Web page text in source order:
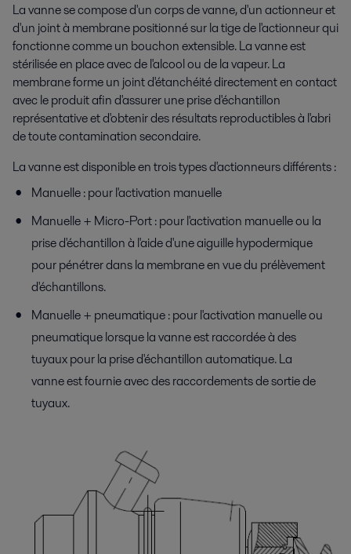
La vanne se compose d'un corps de vanne, d'un actionneur et
d'un joint à membrane positionné sur la tige de l'actionneur qui
fonctionne comme un bouchon extensible. La vanne est
stérilisée en place avec de l'alcool ou de la vapeur. La
membrane forme un joint d'étanchéité directement en contact
avec le produit afin d'assurer une prise d'échantillon
représentative et d'obtenir des résultats reproductibles à l'abri
de toute contamination secondaire.
La vanne est disponible en trois types d'actionneurs différents :
Manuelle : pour l'activation manuelle
Manuelle + Micro-Port : pour l'activation manuelle ou la
prise d'échantillon à l'aide d'une aiguille hypodermique
pour pénétrer dans la membrane en vue du prélèvement
d'échantillons.
Manuelle + pneumatique : pour l'activation manuelle ou
pneumatique lorsque la vanne est raccordée à des
tuyaux pour la prise d'échantillon automatique. La
vanne est fournie avec des raccordements de sortie de
tuyaux.